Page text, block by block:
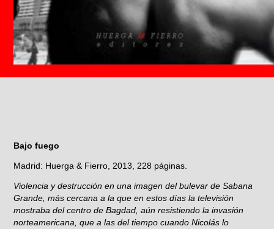
Bajo fuego
Madrid: Huerga & Fierro, 2013, 228 páginas.
Violencia y destrucción en una imagen del bulevar de Sabana
Grande, más cercana a la que en estos días la televisión
mostraba del centro de Bagdad, aún resistiendo la invasión
norteamericana, que a las del tiempo cuando Nicolás lo